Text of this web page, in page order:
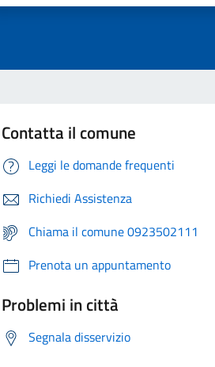
Contatta il comune
Leggi le domande frequenti
Richiedi Assistenza
Chiama il comune 0923502111
Prenota un appuntamento
Problemi in città
Segnala disservizio